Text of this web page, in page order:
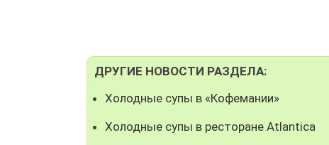
ДРУГИЕ НОВОСТИ РАЗДЕЛА:
Холодные супы в «Кофемании»
Холодные супы в ресторане Atlantica